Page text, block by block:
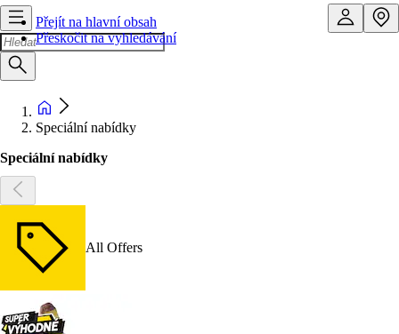
Přejít na hlavní obsah
Přeskočit na vyhledávání
Speciální nabídky
Speciální nabídky
All Offers